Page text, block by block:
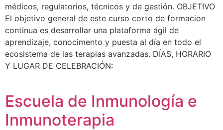
médicos, regulatorios, técnicos y de gestión. OBJETIVO
El objetivo general de este curso corto de formacion
continua es desarrollar una plataforma ágil de
aprendizaje, conocimento y puesta al día en todo el
ecosistema de las terapias avanzadas. DÍAS, HORARIO
Y LUGAR DE CELEBRACIÓN:
Escuela de Inmunología e
Inmunoterapia